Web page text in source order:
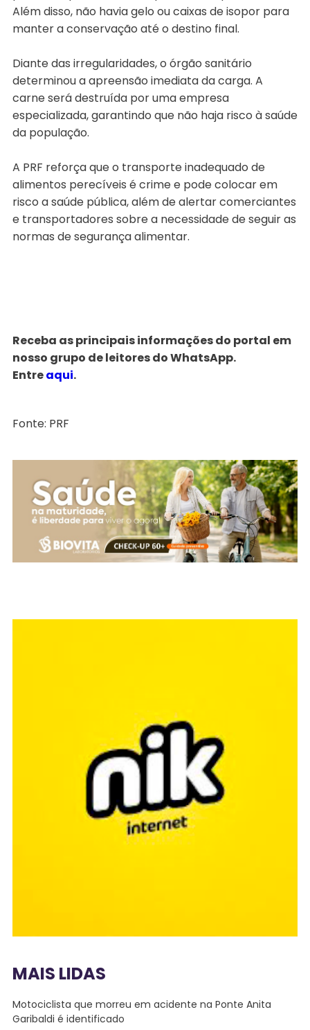
Além disso, não havia gelo ou caixas de isopor para
manter a conservação até o destino final.
Diante das irregularidades, o órgão sanitário
determinou a apreensão imediata da carga. A
carne será destruída por uma empresa
especializada, garantindo que não haja risco à saúde
da população.
A PRF reforça que o transporte inadequado de
alimentos perecíveis é crime e pode colocar em
risco a saúde pública, além de alertar comerciantes
e transportadores sobre a necessidade de seguir as
normas de segurança alimentar.
Receba as principais informações do portal em
nosso grupo de leitores do WhatsApp.
Entreaqui.
Fonte: PRF
MAIS LIDAS
Motociclista que morreu em acidente na Ponte Anita
Garibaldi é identificado